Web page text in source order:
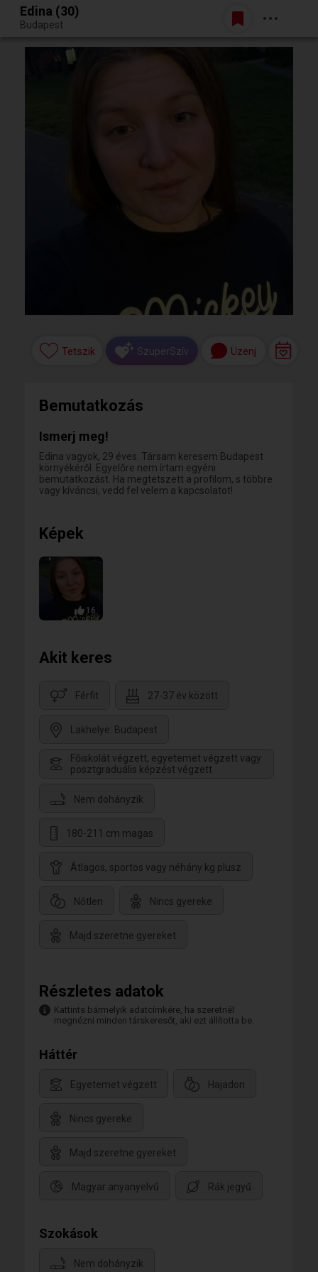
Egy jó randiból bármi lehet.
Belépés
Edina (30)
Budapest
Tetszik SzuperSzív Üzenj
Bemutatkozás
Ismerj meg!
Edina vagyok, 29 éves. Társam keresem Budapest
környékéről. Egyelőre nem írtam egyéni
bemutatkozást. Ha megtetszett a profilom, s többre
vagy kíváncsi, vedd fel velem a kapcsolatot!
Képek
16
Akit keres
Férfit 27-37 év között
Lakhelye: Budapest
Főiskolát végzett, egyetemet végzett vagy
posztgraduális képzést végzett
Nem dohányzik
180-211 cm magas
Átlagos, sportos vagy néhány kg plusz
Nőtlen Nincs gyereke
Majd szeretne gyereket
Részletes adatok
Kattints bármelyik adatcímkére, ha szeretnél
megnézni minden társkeresőt, aki ezt állította be.
Háttér
Egyetemet végzett Hajadon
Nincs gyereke
Majd szeretne gyereket
Magyar anyanyelvű Rák jegyű
Szokások
Nem dohányzik